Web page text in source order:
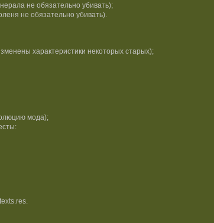
не обязательно убивать);
не обязательно убивать).
характеристики некоторых старых);
мода);